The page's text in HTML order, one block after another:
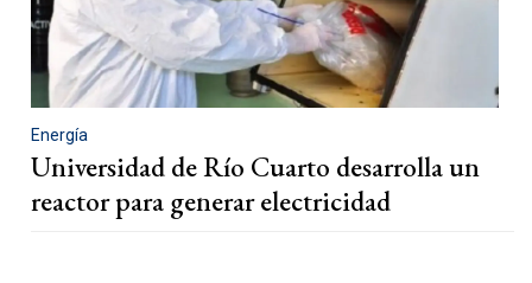
Energía
Universidad de Río Cuarto desarrolla un
reactor para generar electricidad